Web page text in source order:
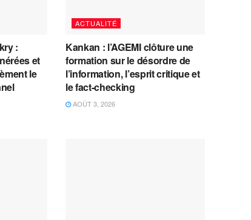
:
et
le
ACTUALITÉ
Kankan : l’AGEMI clôture une
formation sur le désordre de
l’information, l’esprit critique et
le fact-checking
AOÛT 3, 2026